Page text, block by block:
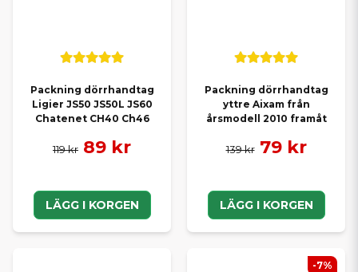
Packning dörrhandtag
Ligier JS50 JS50L JS60
Chatenet CH40 Ch46
119 kr 89 kr
LÄGG I KORGEN
Packning dörrhandtag
yttre Aixam från
årsmodell 2010 framåt
139 kr 79 kr
LÄGG I KORGEN
-7%